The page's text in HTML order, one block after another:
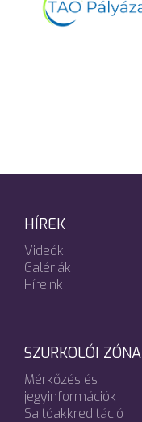
HÍREK
Videók
Galériák
Híreink
SZURKOLÓI ZÓNA
Mérkőzés és
jegyinformációk
Sajtóakkreditáció